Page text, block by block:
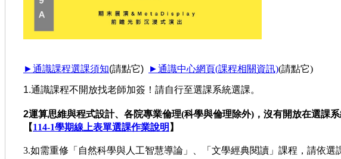
►通識課程選課須知(請點它) ►通識中心網頁(課程相關資訊)(請點它)
1.通識課程不開放找老師加簽！請自行至選課系統選課。
2運算思維與程式設計、各院專業倫理(科學與倫理除外)，沒有開放在選課系
【114-1學期線上表單選課作業說明 】
3.如需重修「自然科學與人工智慧導論」、「文學經典閱讀」課程，請依選